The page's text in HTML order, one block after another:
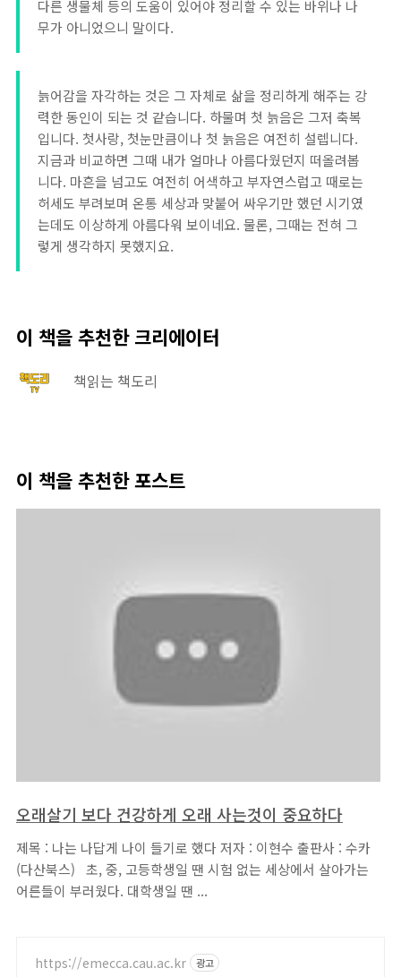
다른 생물체 등의 도움이 있어야 정리할 수 있는 바위나 나
무가 아니었으니 말이다.
늙어감을 자각하는 것은 그 자체로 삶을 정리하게 해주는 강
력한 동인이 되는 것 같습니다. 하물며 첫 늙음은 그저 축복
입니다. 첫사랑, 첫눈만큼이나 첫 늙음은 여전히 설렙니다.
지금과 비교하면 그때 내가 얼마나 아름다웠던지 떠올려봅
니다. 마흔을 넘고도 여전히 어색하고 부자연스럽고 때로는
허세도 부려보며 온통 세상과 맞붙어 싸우기만 했던 시기였
는데도 이상하게 아름다워 보이네요. 물론, 그때는 전혀 그
렇게 생각하지 못했지요.
이 책을 추천한 크리에이터
책읽는 책도리
이 책을 추천한 포스트
오래살기 보다 건강하게 오래 사는것이 중요하다
제목 : 나는 나답게 나이 들기로 했다 저자 : 이현수 출판사 : 수카
(다산북스) ​ ​ 초, 중, 고등학생일 땐 시험 없는 세상에서 살아가는
어른들이 부러웠다. 대학생일 땐 ...
https://emecca.cau.ac.kr 광고